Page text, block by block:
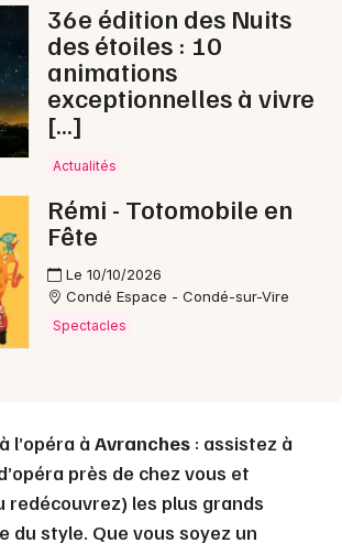
départements
36e édition des Nuits
des étoiles : 10
animations
exceptionnelles à vivre
[…]
Actualités
Rémi - Totomobile en
Fête
Le 10/10/2026
Condé Espace - Condé-sur-Vire
Spectacles
l’opéra à Avranches : assistez à
près de chez vous et
redécouvrez) les plus grands
style. Que vous soyez un